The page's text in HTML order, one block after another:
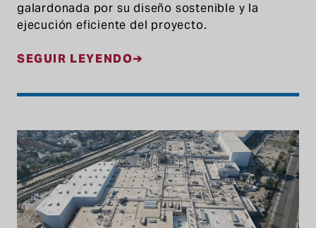
galardonada por su diseño sostenible y la
ejecución eficiente del proyecto.
SEGUIR LEYENDO